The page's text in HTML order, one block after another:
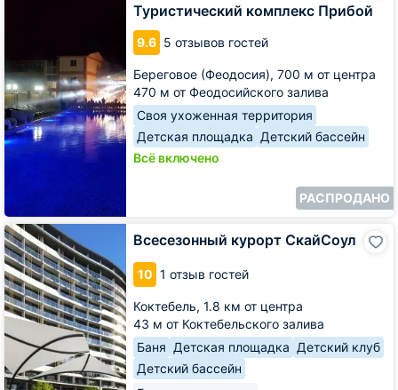
Туристический комплекс Прибой
9.6 5 отзывов гостей
Береговое (Феодосия), 700 м от центра
470 м от Феодосийского залива
Своя ухоженная территория
Детская площадка Детский бассейн
Всё включено
РАСПРОДАНО
Всесезонный курорт СкайСоул
10 1 отзыв гостей
Коктебель, 1.8 км от центра
43 м от Коктебельского залива
Баня Детская площадка Детский клуб
Детский бассейн
Всесезонный
курорт
СкайСоул